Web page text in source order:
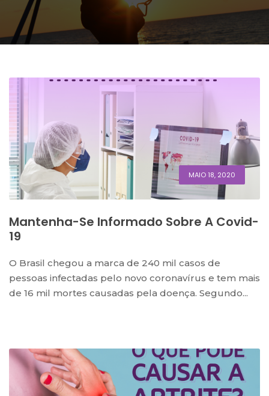
MAIO 18, 2020
Mantenha-Se Informado Sobre A Covid-
19
O Brasil chegou a marca de 240 mil casos de
pessoas infectadas pelo novo coronavírus e tem mais
de 16 mil mortes causadas pela doença. Segundo...